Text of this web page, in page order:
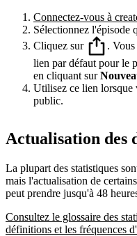
Connectez-vous à
Sélectionnez l'épisode
Cliquez sur
.
lien par défaut pour le
en cliquant sur
Utilisez ce lien lorsque
public.
Actualisation des
La plupart des statistiques
mais l'actualisation de
peut prendre jusqu'à 48
Consultez le glossaire des
définitions et les fréquences